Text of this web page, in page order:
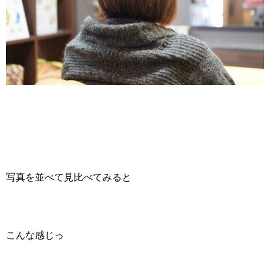
写真を並べて見比べてみると
こんな感じっ